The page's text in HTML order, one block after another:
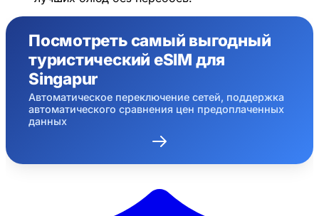
Посмотреть самый выгодный
туристический eSIM для
Singapur
Автоматическое переключение сетей, поддержка
автоматического сравнения цен предоплаченных
данных